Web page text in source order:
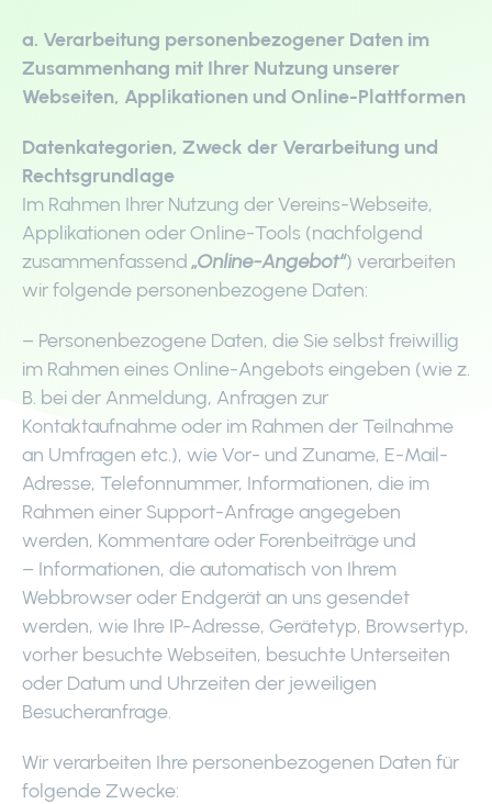
a. Verarbeitung personenbezogener Daten im
Zusammenhang mit Ihrer Nutzung unserer
Webseiten, Applikationen und Online-Plattformen
Datenkategorien, Zweck der Verarbeitung und
Rechtsgrundlage
Im Rahmen Ihrer Nutzung der Vereins-Webseite,
Applikationen oder Online-Tools (nachfolgend
zusammenfassend„Online-Angebot“) verarbeiten
wir folgende personenbezogene Daten:
– Personenbezogene Daten, die Sie selbst freiwillig
im Rahmen eines Online-Angebots eingeben (wie z.
B. bei der Anmeldung, Anfragen zur
Kontaktaufnahme oder im Rahmen der Teilnahme
an Umfragen etc.), wie Vor- und Zuname, E-Mail-
Adresse, Telefonnummer, Informationen, die im
Rahmen einer Support-Anfrage angegeben
werden, Kommentare oder Forenbeiträge und
– Informationen, die automatisch von Ihrem
Webbrowser oder Endgerät an uns gesendet
werden, wie Ihre IP-Adresse, Gerätetyp, Browsertyp,
vorher besuchte Webseiten, besuchte Unterseiten
oder Datum und Uhrzeiten der jeweiligen
Besucheranfrage.
Wir verarbeiten Ihre personenbezogenen Daten für
folgende Zwecke: